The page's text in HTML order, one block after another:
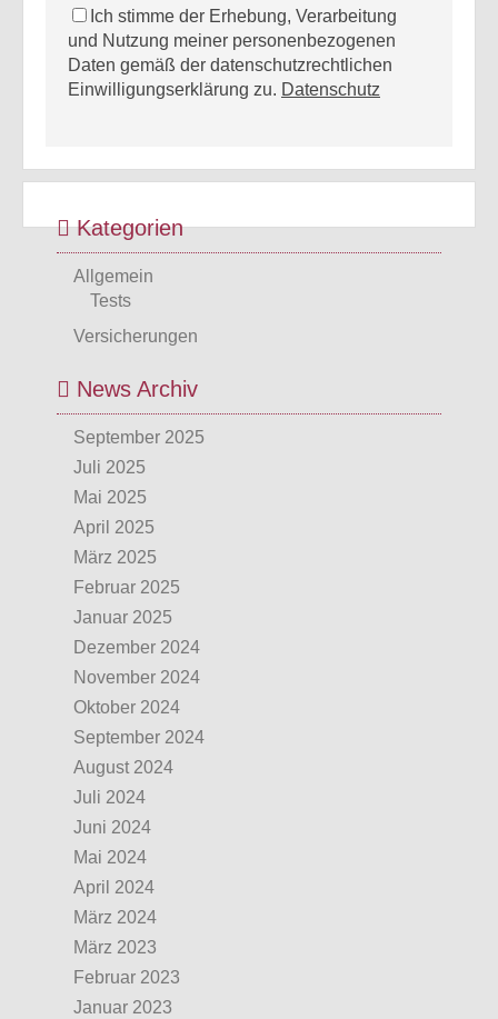
Ich stimme der Erhebung, Verarbeitung
und Nutzung meiner personenbezogenen
Daten gemäß der datenschutzrechtlichen
Einwilligungserklärung zu. Datenschutz
Kategorien
Allgemein
Tests
Versicherungen
News Archiv
September 2025
Juli 2025
Mai 2025
April 2025
März 2025
Februar 2025
Januar 2025
Dezember 2024
November 2024
Oktober 2024
September 2024
August 2024
Juli 2024
Juni 2024
Mai 2024
April 2024
März 2024
März 2023
Februar 2023
Januar 2023